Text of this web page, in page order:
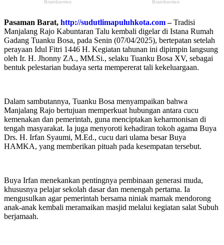
Pasaman Barat, http://sudutlimapuluhkota.com–Tradisi
Manjalang Rajo Kabuntaran Talu kembali digelar di Istana Rumah
Gadang Tuanku Bosa, pada Senin (07/04/2025), bertepatan setelah
perayaan Idul Fitri 1446 H. Kegiatan tahunan ini dipimpin langsung
oleh Ir. H. Jhonny ZA., MM.Si., selaku Tuanku Bosa XV, sebagai
bentuk pelestarian budaya serta mempererat tali kekeluargaan.
Dalam sambutannya, Tuanku Bosa menyampaikan bahwa
Manjalang Rajo bertujuan memperkuat hubungan antara cucu
kemenakan dan pemerintah, guna menciptakan keharmonisan di
tengah masyarakat. Ia juga menyoroti kehadiran tokoh agama Buya
Drs. H. Irfan Syaumi, M.Ed., cucu dari ulama besar Buya
HAMKA, yang memberikan pituah pada kesempatan tersebut.
Buya Irfan menekankan pentingnya pembinaan generasi muda,
khususnya pelajar sekolah dasar dan menengah pertama. Ia
mengusulkan agar pemerintah bersama niniak mamak mendorong
anak-anak kembali meramaikan masjid melalui kegiatan salat Subuh
berjamaah.